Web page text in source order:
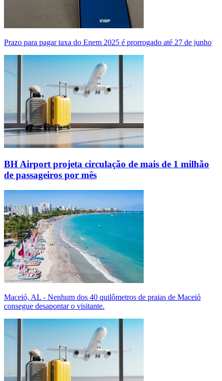
Prazo para pagar taxa do Enem 2025 é prorrogado até 27 de junho
BH Airport projeta circulação de mais de 1 milhão
de passageiros por mês
Maceió, AL - Nenhum dos 40 quilômetros de praias de Maceió
consegue desapontar o visitante.